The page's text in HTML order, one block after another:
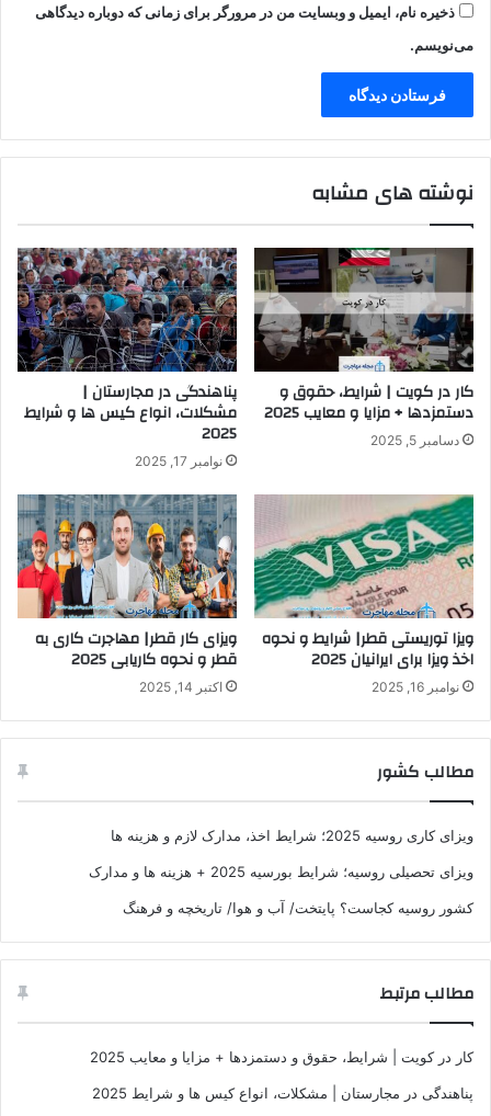
ذخیره نام، ایمیل و وبسایت من در مرورگر برای زمانی که دوباره دیدگاهی
می‌نویسم.
نوشته های مشابه
کار در کویت | شرایط، حقوق و
دستمزدها + مزایا و معایب 2025
دسامبر 5, 2025
پناهندگی در مجارستان |
مشکلات، انواع کیس ها و شرایط
2025
نوامبر 17, 2025
ویزا توریستی قطر| شرایط و نحوه
اخذ ویزا برای ایرانیان 2025
نوامبر 16, 2025
ویزای کار قطر| مهاجرت کاری به
قطر و نحوه کاریابی 2025
اکتبر 14, 2025
مطالب کشور
ویزای کاری روسیه 2025؛ شرایط اخذ، مدارک لازم و هزینه ها
ویزای تحصیلی روسیه؛ شرایط بورسیه 2025 + هزینه ها و مدارک
کشور روسیه کجاست؟ پایتخت/ آب و هوا/ تاریخچه و فرهنگ
مطالب مرتبط
کار در کویت | شرایط، حقوق و دستمزدها + مزایا و معایب 2025
پناهندگی در مجارستان | مشکلات، انواع کیس ها و شرایط 2025